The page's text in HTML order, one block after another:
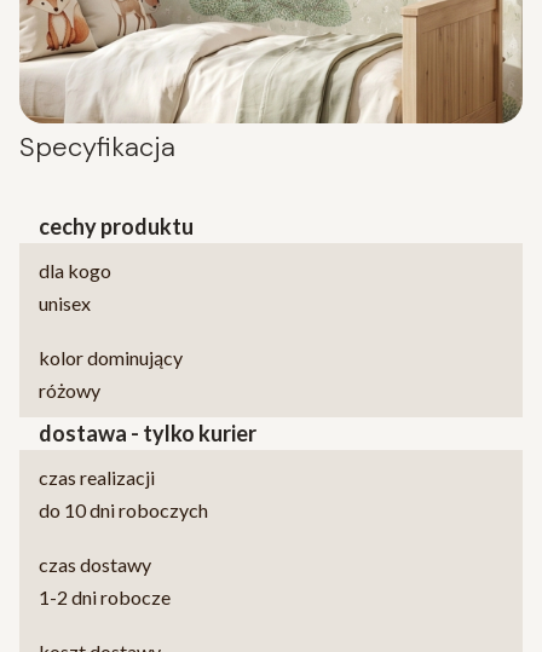
Specyfikacja
cechy produktu
dla kogo
unisex
kolor dominujący
różowy
dostawa - tylko kurier
czas realizacji
do 10 dni roboczych
czas dostawy
1-2 dni robocze